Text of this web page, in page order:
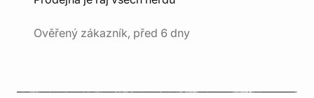
Ověřený zákazník, před 6 dny